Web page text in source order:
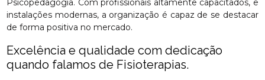
Psicopedagogia. Com profissionais altamente capacitados, e
instalações modernas, a organização é capaz de se destacar
de forma positiva no mercado.
Excelência e qualidade com dedicação
quando falamos de Fisioterapias.